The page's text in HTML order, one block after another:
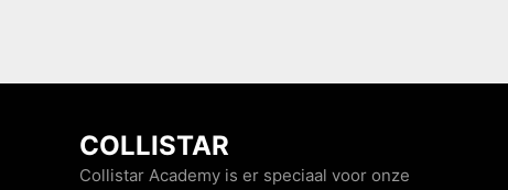
COLLISTAR
Collistar Academy is er speciaal voor onze